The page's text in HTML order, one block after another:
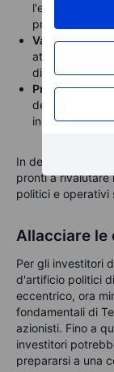
l'evoluzione
prospettive di
Valutare il
attentamente i
difficoltà, dato
Prepararsi a
del mercato
in controversie
In definitiva, gli
pronti a rivalutare
politici e operativi
Allacciare le
Per gli investitori
d'artificio politici
eccentrico, ora
fondamentali di
azionisti. Fino a
investitori
prepararsi a una